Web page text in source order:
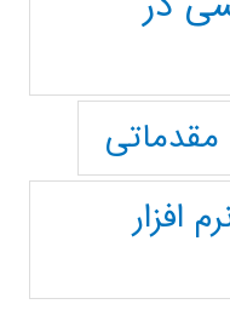
افزار